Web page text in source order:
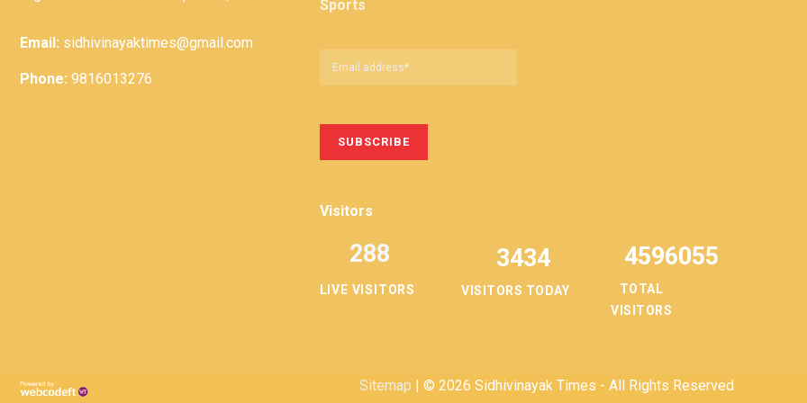
Email: sidhivinayaktimes@gmail.com
Phone: 9816013276
Sports
Visitors
LIVE VISITORS
288 3434
VISITORS TODAY
4596055
TOTAL
VISITORS
Sitemap | © 2026 Sidhivinayak Times - All Rights Reserved